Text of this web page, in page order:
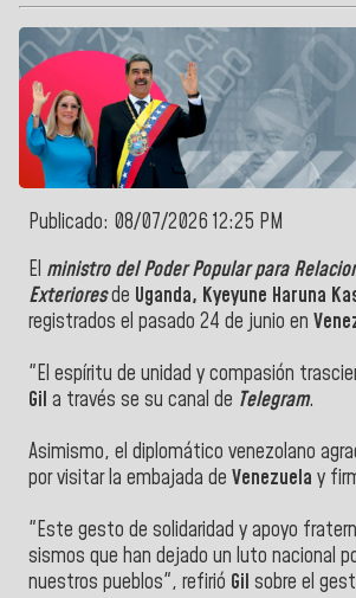
Publicado: 08/07/2026 12:25 PM
El ministro del Poder Popular para
Exterioresde Uganda, Kyeyune Haruna
registrados el pasado 24 de junio en
"El espíritu de unidad y compasión
Gil a través se su canal de Telegram.
Asimismo, el diplomático venezolano
por visitar la embajada de Venezuela y
"Este gesto de solidaridad y apoyo
sismos que han dejado un luto nacional
nuestros pueblos", refirió Gil sobre el